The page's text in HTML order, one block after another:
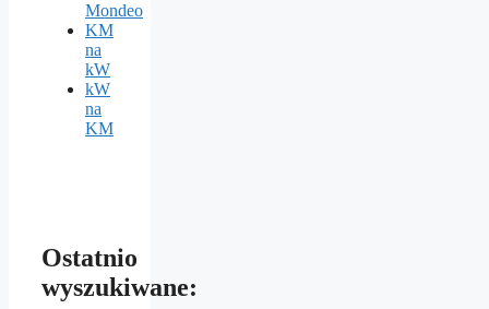
Mondeo
KM
na
kW
kW
na
KM
Ostatnio
wyszukiwane: